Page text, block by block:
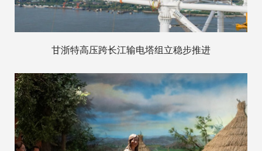
甘浙特高压跨长江输电塔组立稳步推进